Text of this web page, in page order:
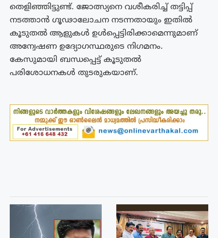
തെളിഞ്ഞിട്ടുണ്ട്. ജോത്സ്യനെ വശീകരിച്ച് തട്ടിപ്പ്
നടത്താൻ ഗൂഢാലോചന നടന്നതായും ഇതിൽ
കൂടുതൽ ആളുകൾ ഉൾപ്പെട്ടിരിക്കാമെന്നുമാണ്
അന്വേഷണ ഉദ്യോഗസ്ഥരുടെ നിഗമനം.
കേസുമായി ബന്ധപ്പെട്ട് കൂടുതൽ
പരിശോധനകൾ തുടരുകയാണ്.